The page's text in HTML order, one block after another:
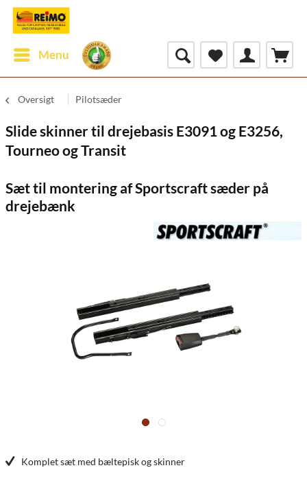
Menu
Oversigt Pilotsæder
Slide skinner til drejebasis E3091 og E3256,
Tourneo og Transit
Sæt til montering af Sportscraft sæder på
drejebænk
Komplet sæt med bæltepisk og skinner